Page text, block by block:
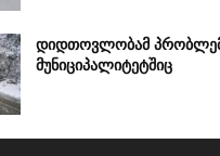
დიდთოვლობამ
მუნიციპალიტეტშიც